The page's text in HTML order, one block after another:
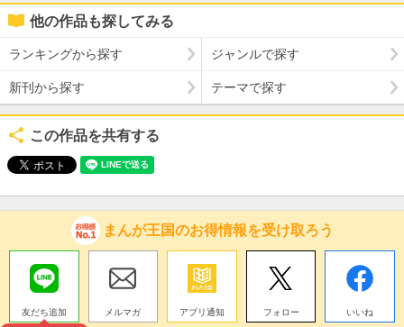
他の作品も探してみる
ランキングから探す ジャンルで探す
新刊から探す テーマで探す
この作品を共有する
まんが王国のお得情報を受け取ろう
友だち追加
メルマガ アプリ通知 フォロー いいね